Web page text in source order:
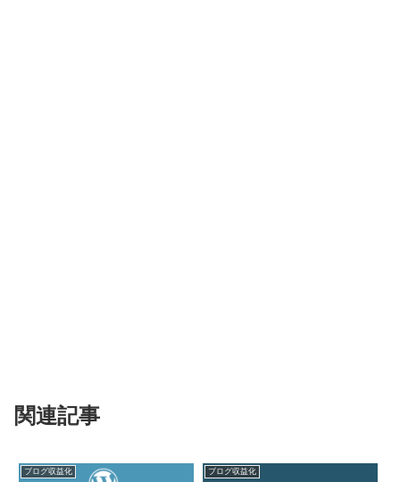
関連記事
ブログ収益化 ブログ収益化